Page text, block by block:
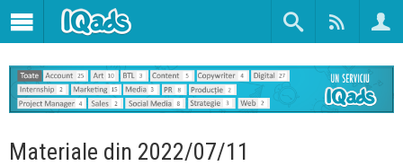
Materiale din 2022/07/11